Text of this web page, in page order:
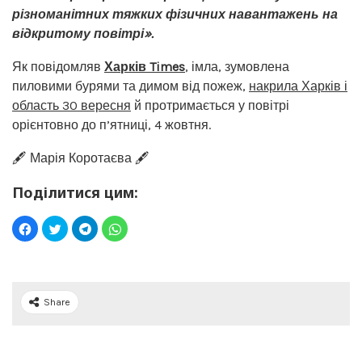
різноманітних тяжких фізичних навантажень на
відкритому повітрі».
Як повідомляв Харків Times, імла, зумовлена
пиловими бурями та димом від пожеж, накрила Харків і
область 30 вересня й протримається у повітрі
орієнтовно до п’ятниці, 4 жовтня.
🖋️ Марія Коротаєва 🖋️
Поділитися цим:
Share